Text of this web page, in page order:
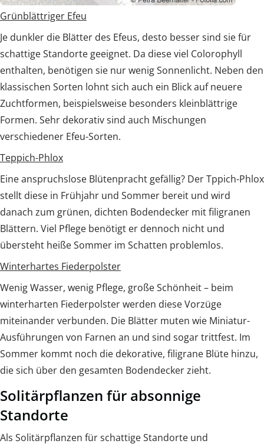
Grünblättriger Efeu
Je dunkler die Blätter des Efeus, desto besser sind sie für
schattige Standorte geeignet. Da diese viel Colorophyll
enthalten, benötigen sie nur wenig Sonnenlicht. Neben den
klassischen Sorten lohnt sich auch ein Blick auf neuere
Zuchtformen, beispielsweise besonders kleinblättrige
Formen. Sehr dekorativ sind auch Mischungen
verschiedener Efeu-Sorten.
Teppich-Phlox
Eine anspruchslose Blütenpracht gefällig? Der Tppich-Phlox
stellt diese in Frühjahr und Sommer bereit und wird
danach zum grünen, dichten Bodendecker mit filigranen
Blättern. Viel Pflege benötigt er dennoch nicht und
übersteht heiße Sommer im Schatten problemlos.
Winterhartes Fiederpolster
Wenig Wasser, wenig Pflege, große Schönheit – beim
winterharten Fiederpolster werden diese Vorzüge
miteinander verbunden. Die Blätter muten wie Miniatur-
Ausführungen von Farnen an und sind sogar trittfest. Im
Sommer kommt noch die dekorative, filigrane Blüte hinzu,
die sich über den gesamten Bodendecker zieht.
Solitärpflanzen für absonnige
Standorte
Als Solitärpflanzen für schattige Standorte und